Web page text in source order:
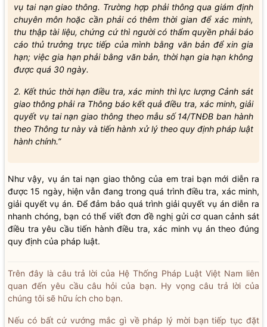
vụ tai nạn giao thông. Trường hợp phải thông qua giám định
chuyên môn hoặc cần phải có thêm thời gian để xác minh,
thu thập tài liệu, chứng cứ thì người có thẩm quyền phải báo
cáo thủ trưởng trực tiếp của mình bằng văn bản để xin gia
hạn; việc gia hạn phải bằng văn bản, thời hạn gia hạn không
được quá 30 ngày.
2. Kết thúc thời hạn điều tra, xác minh thì lực lượng Cảnh sát
giao thông phải ra Thông báo kết quả điều tra, xác minh, giải
quyết vụ tai nạn giao thông theo mẫu số 14/TNĐB ban hành
theo Thông tư này và tiến hành xử lý theo quy định pháp luật
hành chính.”
Như vậy, vụ án tai nạn giao thông của em trai bạn mới diễn ra
được 15 ngày, hiện vẫn đang trong quá trình điều tra, xác minh,
giải quyết vụ án. Để đảm bảo quá trình giải quyết vụ án diễn ra
nhanh chóng, bạn có thể viết đơn đề nghị gửi cơ quan cảnh sát
điều tra yêu cầu tiến hành điều tra, xác minh vụ án theo đúng
quy định của pháp luật.
Trên đây là câu trả lời của Hệ Thống Pháp Luật Việt Nam liên
quan đến yêu cầu câu hỏi của bạn. Hy vọng câu trả lời của
chúng tôi sẽ hữu ích cho bạn.
Nếu có bất cứ vướng mắc gì về pháp lý mời bạn tiếp tục đặt